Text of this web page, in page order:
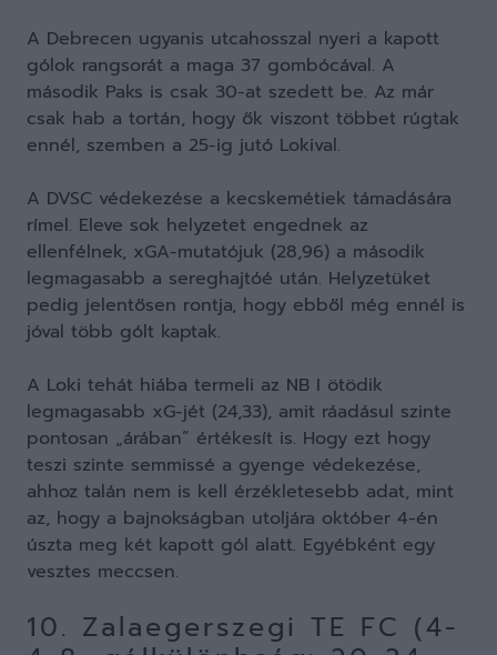
A Debrecen ugyanis utcahosszal nyeri a kapott
gólok rangsorát a maga 37 gombócával. A
második Paks is csak 30-at szedett be. Az már
csak hab a tortán, hogy ők viszont többet rúgtak
ennél, szemben a 25-ig jutó Lokival.
A DVSC védekezése a kecskemétiek támadására
rímel. Eleve sok helyzetet engednek az
ellenfélnek, xGA-mutatójuk (28,96) a második
legmagasabb a sereghajtóé után. Helyzetüket
pedig jelentősen rontja, hogy ebből még ennél is
jóval több gólt kaptak.
A Loki tehát hiába termeli az NB I ötödik
legmagasabb xG-jét (24,33), amit ráadásul szinte
pontosan „árában” értékesít is. Hogy ezt hogy
teszi szinte semmissé a gyenge védekezése,
ahhoz talán nem is kell érzékletesebb adat, mint
az, hogy a bajnokságban utoljára október 4-én
úszta meg két kapott gól alatt. Egyébként egy
vesztes meccsen.
10. Zalaegerszegi TE FC (4-